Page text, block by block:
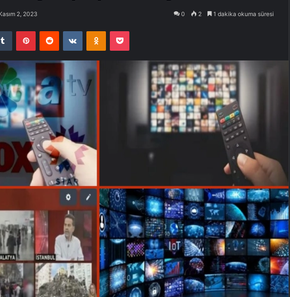
2, 2023 0 2 1 dakika okuma süresi
Tumblr PinterestReddit VKontakteOdnoklassniki
Pocket